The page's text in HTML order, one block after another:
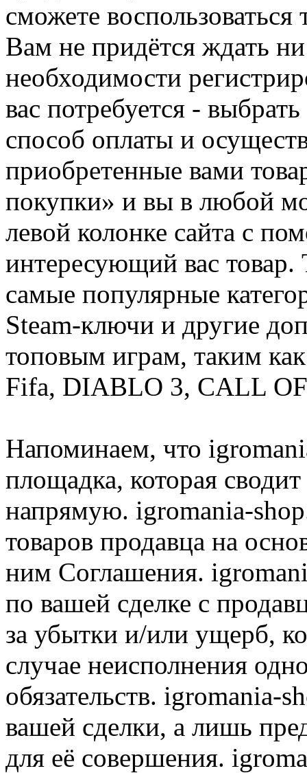
сможете
Вам не придётся ждать
необходимости
вас потребуется -
способ оплаты и
приобретенные вами
покупки» и вы в любой
левой колонке сайта с
интересующий вас
самые популярные
Steam-ключи и другие
топовым играм, таким
Fifa, DIABLO 3, CALL
Напоминаем, что
площадка, которая
напрямую. igromania-
товаров продавца на
ним Соглашения.
по вашей сделке с
за убытки и/или ущерб,
случае неисполнения
обязательств. igromania-
вашей сделки, а лишь
для её совершения.